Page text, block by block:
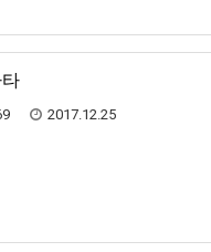
2017.12.25